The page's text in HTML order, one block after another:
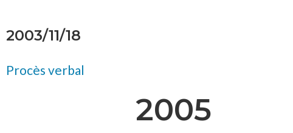
2003/11/18
Procès verbal
2005